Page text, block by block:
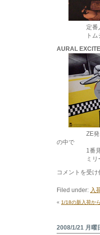
定番人気曲
トムジョー
AURAL
ZE発ミュー
の中で
1番見かけ
ミリー・ス
1/23
入
コメントを受
Filed under: 入
« 1/18の新入荷か
2008/1/21 月曜